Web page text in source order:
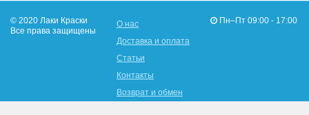
© 2020 Лаки Краски
Все права защищены
О нас
Доставка и оплата
Статьи
Контакты
Возврат и обмен
Пн–Пт 09:00 - 17:00